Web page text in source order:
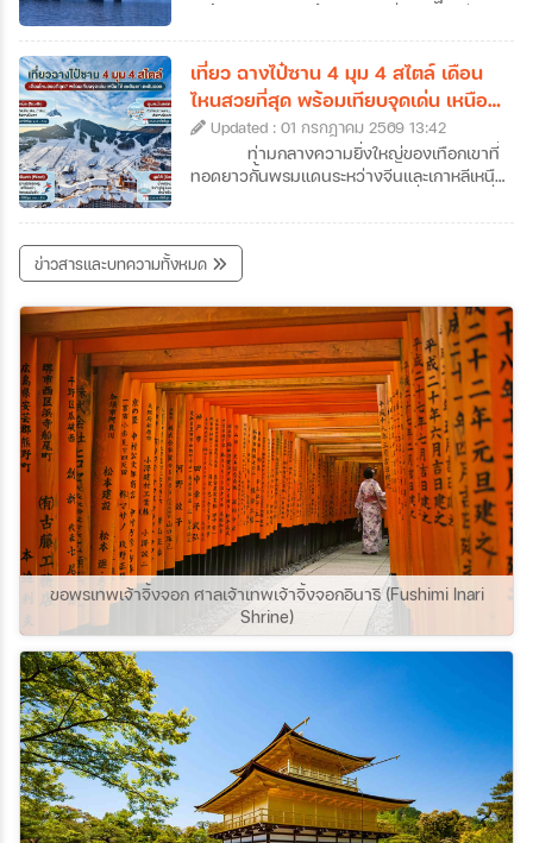
แต่ถ้าหากได้ลองได้หยุดพักเที่ยวจูไห่และออกไป
สัมผัสแลนด์มาร์คสำคัญ ๆ ของเมืองดูสักครั้ง
รับรองได้ว่าจะตกหลุมรักความละเมียดละไมของ
เมืองนี้กันอย่างถอนตัวไม่ขึ้นค่ะ ซึ่งเราก็ได้
รวบรวมข้อมูลเที่ยวจูไห่ที่น่าสนใจ พร้อมเปิดลิ
สต์ 7 พิกัดห้ามพลาดที่เมืองชายทะเลสุดโรแมน
ติกแห่งนี้มาฝากกันค่ะ
ทั้งเกาะกลายเป็นสีขาวโพลนดั่งปะการังหิมะ
ส่องประกายระยิบระยับราวผลึกแก้ว กลายเป็น
ทิวทัศน์สุดอัศจรรย์ที่งดงามราวกับหลุดออกมา
จากภาพวาดพู่กันจีนซ่อนตัวอยู่ สถานที่แห่งนี้
คือเกาะวูซง (Wusong) เกาะเล็ก ๆ ซึ่งตั้งอยู่ใน
แม่น้ำซงฮวา (Songhua) ใกล้กับเมืองจี๋หลิน
(Jilin City) ในประเทศจีนค่ะ หากคุณเป็นคนที่
เดินทางที่เต็มไปด้วยเสน่ห์ของวัฒนธรรมท้อง
ถิ่น การวางแผนมาเที่ยวเกาะวูซงเพื่อสัมผัส
ปรากฏการณ์อันน่าอัศจรรย์นี้ด้วยตาตัวเองสัก
ครั้ง คือรางวัลชีวิตที่คุ้มค่าเกินบรรยายอย่าง
แน่นอนค่ะ ว่าแล้วก็อย่ารอช้าเพราะเราได้
รวบรวม ข้อมูลเที่ยวเกาะวูซง ที่ได้ชื่อว่าเป็น
หนึ่งในสี่สิ่งมหัศจรรย์ทางธรรมชาติที่ห้ามพลาด
ของจีนมาให้แล้วค่ะ
เที่ยว ฉางไป๋ซาน 4 มุม 4 สไตล์ เดือน
ไหนสวยที่สุด พร้อมเทียบจุดเด่น เหนือ
ใต้ ตะวันตก ตะวันออก
Updated : 01 กรกฎาคม 2569 13:42
ท่ามกลางความยิ่งใหญ่ของเทือกเขาที่
ทอดยาวกั้นพรมแดนระหว่างจีนและเกาหลีเหนือ
ทัวร์จีนจี๋หลินที่สามารถเดินทางไปสัมผัสความ
มหัศจรรย์ของธรรมชาติได้ตลอดทั้งปี สถานที่
แห่งนี้ไม่ได้มีเพียงแค่ภูเขาหิมะที่ขาวโพลนในฤดู
หนาว แต่ยังซ่อนเร้นความงามของทะเลสาบ
สีน้ำเงินเข้มบนปากปล่องภูเขาไฟที่สูงที่สุดในจีน
รวมถึงผืนป่าดึกดำบรรพ์ที่เปลี่ยนสีสันไปตาม
ฤดูกาลอย่างน่าอัศจรรย์ แน่นอนว่าวันนี้เราจะ
พาทุกท่านมาทัวร์ฉางไป๋ซานแบบครบทุกซอก
ทุกมุม พร้อมข้อมูลเที่ยวฉางไป๋ซานแบบละเอียด
ไม่ว่าจะเป็นความงามทั้ง 4 ด้านของฉางไป๋ซาน
สถานที่เที่ยวฉางไป๋ซานและกิจกรรมต่าง ๆ เพื่อ
ช่วยให้สามารถวางแผนทริปทัวร์ฉางไป๋ซานได้
อย่างสมบูรณ์แบบที่สุดค่ะ เตรียมตัวให้พร้อม
แล้วมาร่วมเดินทางไปกับเราที่ภูเขาศักดิ์สิทธิ์
แห่งนี้กันค่ะ
ข่าวสารและบทความทั้งหมด
ขอพรเทพเจ้าจิ้งจอก ศาลเจ้าเทพเจ้าจิ้งจอกอินาริ (Fushimi Inari
Shrine)